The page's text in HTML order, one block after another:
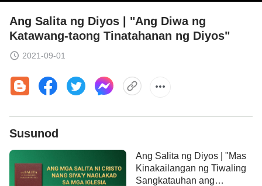
Ang Salita ng Diyos | "Ang Diwa ng
Katawang-taong Tinatahanan ng Diyos"
2021-09-01
Susunod
Ang Salita ng Diyos | "Mas
Kinakailangan ng Tiwaling
Sangkatauhan ang